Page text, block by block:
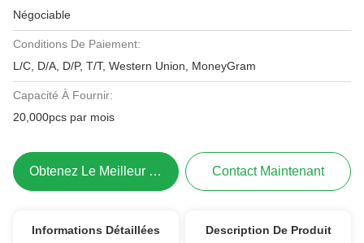
Négociable
Conditions De Paiement:
L/C, D/A, D/P, T/T, Western Union, MoneyGram
Capacité À Fournir:
20,000pcs par mois
Obtenez Le Meilleur Prix Contact Maintenant
Informations Détaillées Description De Produit